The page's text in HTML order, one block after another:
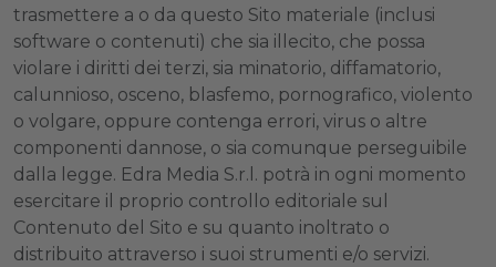
trasmettere a o da questo Sito materiale (inclusi
software o contenuti) che sia illecito, che possa
violare i diritti dei terzi, sia minatorio, diffamatorio,
calunnioso, osceno, blasfemo, pornografico, violento
o volgare, oppure contenga errori, virus o altre
componenti dannose, o sia comunque perseguibile
dalla legge. Edra Media S.r.l. potrà in ogni momento
esercitare il proprio controllo editoriale sul
Contenuto del Sito e su quanto inoltrato o
distribuito attraverso i suoi strumenti e/o servizi.